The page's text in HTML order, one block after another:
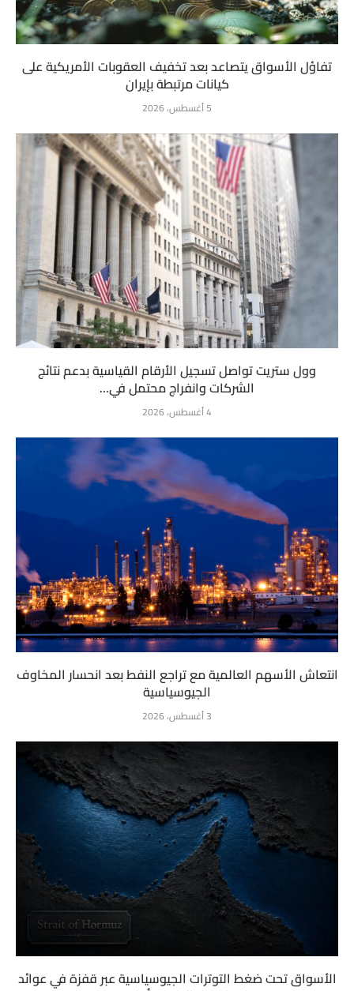
تفاؤل الأسواق يتصاعد بعد تخفيف العقوبات الأمريكية على
كيانات مرتبطة بإيران
5 أغسطس، 2026
وول ستريت تواصل تسجيل الأرقام القياسية بدعم نتائج
الشركات وانفراج محتمل في...
4 أغسطس، 2026
انتعاش الأسهم العالمية مع تراجع النفط بعد انحسار المخاوف
الجيوسياسية
3 أغسطس، 2026
الأسواق تحت ضغط التوترات الجيوسياسية عبر قفزة في عوائد